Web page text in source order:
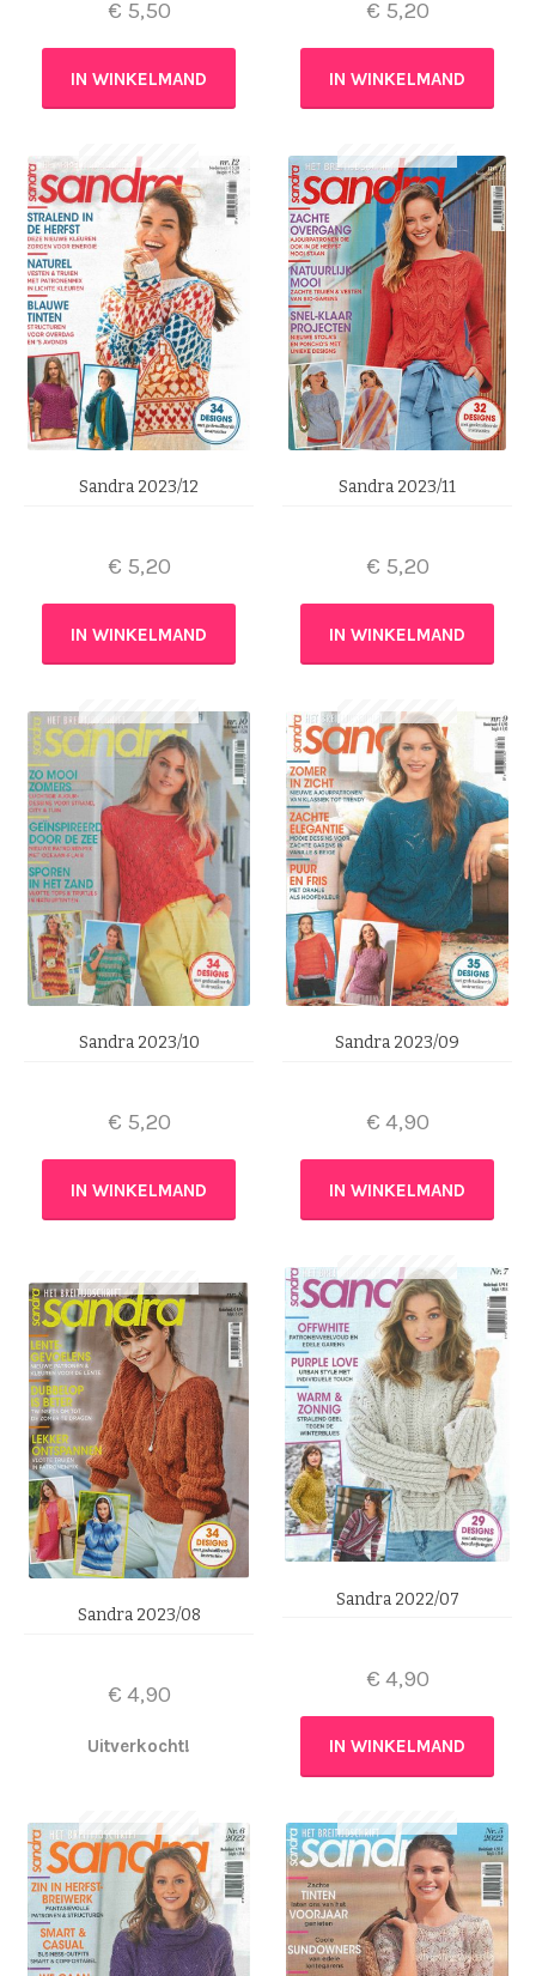
€ 5,50
IN WINKELMAND
€ 5,20
IN WINKELMAND
Sandra 2023/12
€ 5,20
IN WINKELMAND
Sandra 2023/11
€ 5,20
IN WINKELMAND
Sandra 2023/10
€ 5,20
IN WINKELMAND
Sandra 2023/09
€ 4,90
IN WINKELMAND
Sandra 2023/08
€ 4,90
Uitverkocht!
Sandra 2022/07
€ 4,90
IN WINKELMAND